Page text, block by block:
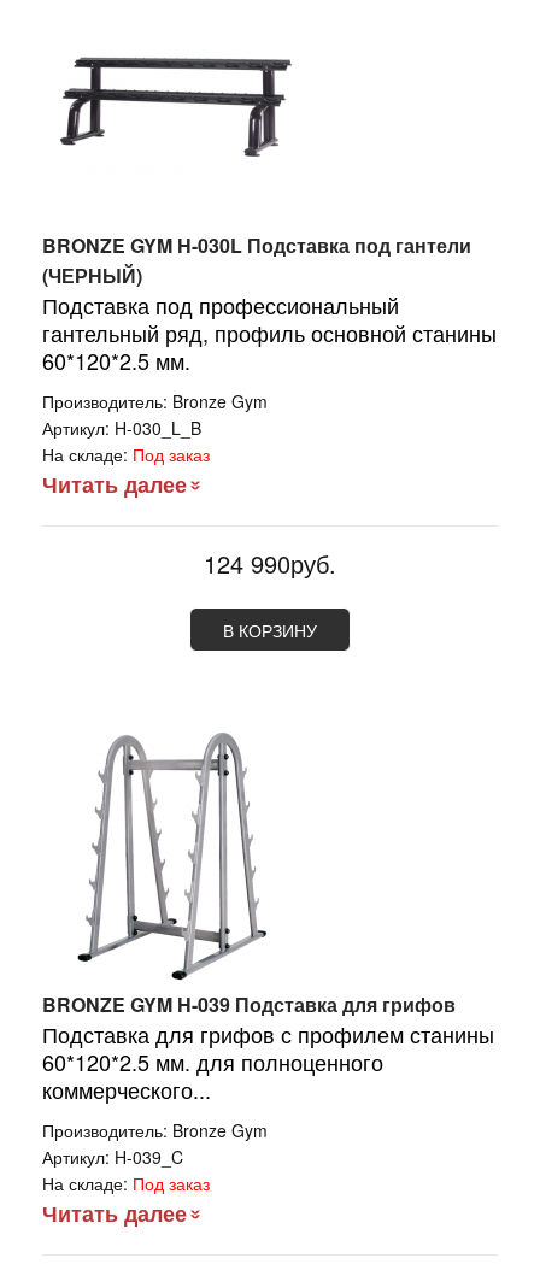
BRONZE GYM H-030L Подставка под гантели
(ЧЕРНЫЙ)
Подставка под профессиональный
гантельный ряд, профиль основной станины
60*120*2.5 мм.
Производитель: Bronze Gym
Артикул: H-030_L_B
На складе: Под заказ
Читать далее
124 990руб.
В КОРЗИНУ
BRONZE GYM H-039 Подставка для грифов
Подставка для грифов с профилем станины
60*120*2.5 мм. для полноценного
коммерческого...
Производитель: Bronze Gym
Артикул: H-039_C
На складе: Под заказ
Читать далее